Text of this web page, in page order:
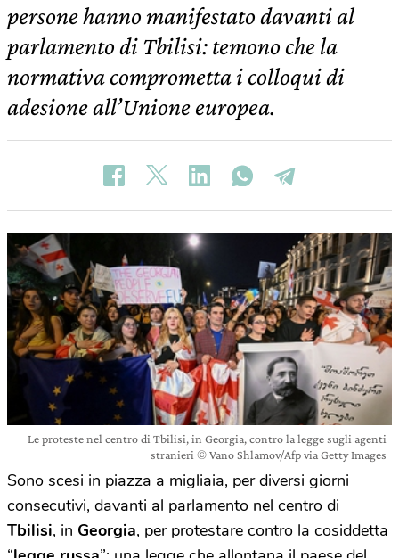
persone hanno manifestato davanti al
parlamento di Tbilisi: temono che la
normativa comprometta i colloqui di
adesione all’Unione europea.
Le proteste nel centro di Tbilisi, in Georgia, contro la legge sugli agenti
stranieri © Vano Shlamov/Afp via Getty Images
Sono scesi in piazza a migliaia, per diversi giorni
consecutivi, davanti al parlamento nel centro di
Tbilisi, in Georgia, per protestare contro la cosiddetta